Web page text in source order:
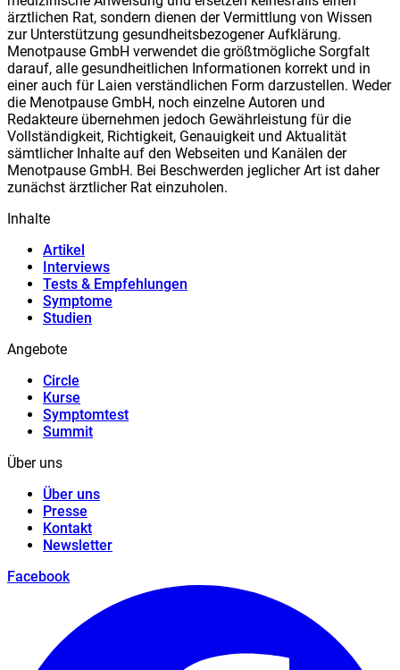
ärztlichen Rat, sondern dienen der Vermittlung von Wissen
zur Unterstützung gesundheitsbezogener Aufklärung.
Menotpause GmbH verwendet die größtmögliche Sorgfalt
darauf, alle gesundheitlichen Informationen korrekt und in
einer auch für Laien verständlichen Form darzustellen. Weder
die Menotpause GmbH, noch einzelne Autoren und
Redakteure übernehmen jedoch Gewährleistung für die
Vollständigkeit, Richtigkeit, Genauigkeit und Aktualität
sämtlicher Inhalte auf den Webseiten und Kanälen der
Menotpause GmbH. Bei Beschwerden jeglicher Art ist daher
zunächst ärztlicher Rat einzuholen.
Inhalte
Artikel
Interviews
Tests & Empfehlungen
Symptome
Studien
Angebote
Circle
Kurse
Symptomtest
Summit
Über uns
Über uns
Presse
Kontakt
Newsletter
Facebook